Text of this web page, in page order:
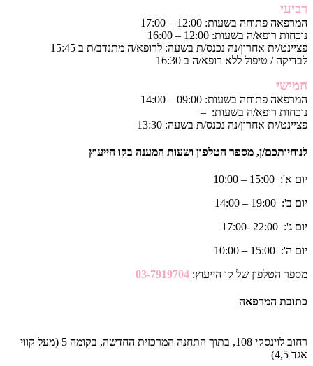
רביעי
המרפאה פתוחה בשעות: 12:00 – 17:00
נוכחות רופא/ה בשעות: 12:00 – 16:00
פציינט/ית אחרון/נה נכנס/ת בשעה: לרופא/ה מתנדב/ת ב 15:45
לבדיקה / טיפול ללא רופא/ה ב 16:30
חמישי
המרפאה פתוחה בשעות: 09:00 – 14:00
נוכחות רופא/ה בשעות: –
פציינט/ית אחרון/נה נכנס/ת בשעה: 13:30
לנוחיותכם/ן, מספר הטלפון ושעות המענה בקו הייעוץ
יום א': 15:00 – 10:00
יום ב': 19:00 – 14:00
יום ג': 22:00 -17:00
יום ה': 15:00 – 10:00
מספר הטלפון של קו הייעוץ: 03-7919704
כתובת המרפאה
רחוב לוינסקי 108, בתוך התחנה המרכזית החדשה, בקומה 5 (מעל קווי
אגד 4,5)